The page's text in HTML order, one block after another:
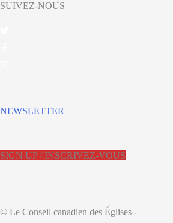
SUIVEZ-NOUS
NEWSLETTER
SIGN UP / INSCRIVEZ-VOUS
© Le Conseil canadien des Églises -